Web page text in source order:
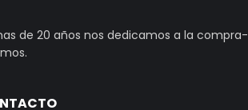
de 20 años nos dedicamos a la compra-